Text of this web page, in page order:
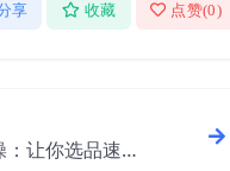
享 收藏 点赞(0)
让你选品速度